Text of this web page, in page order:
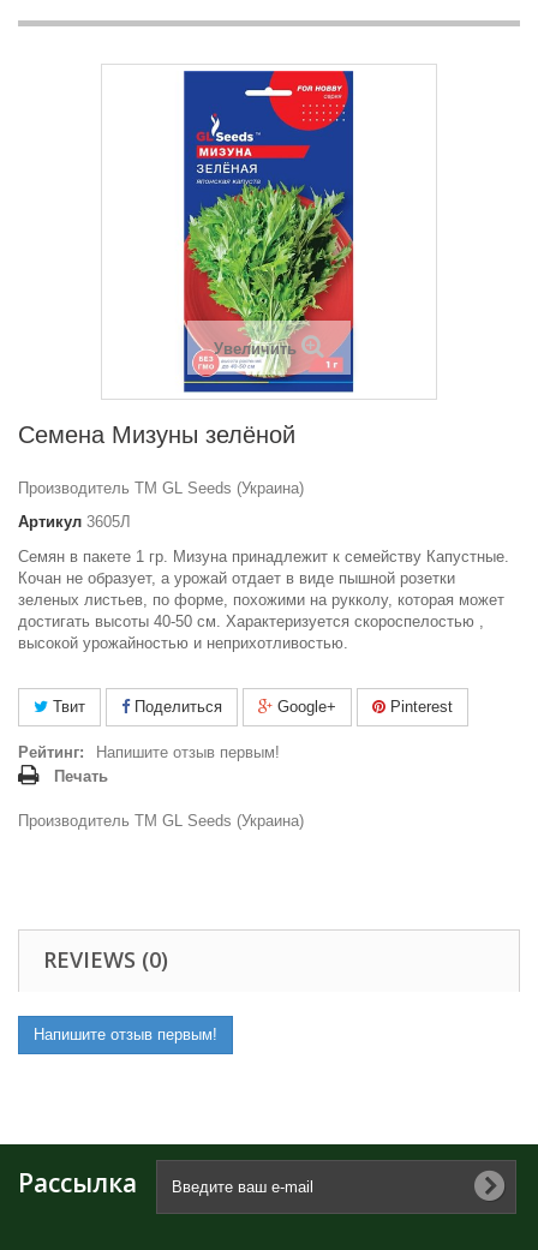
Увеличить
Семена Мизуны зелёной
Производитель ТМ GL Seeds (Украина)
Артикул 3605Л
Семян в пакете 1 гр. Мизуна принадлежит к семейству Капустные.
Кочан не образует, а урожай отдает в виде пышной розетки
зеленых листьев, по форме, похожими на рукколу, которая может
достигать высоты 40-50 см. Характеризуется скороспелостью ,
высокой урожайностью и неприхотливостью.
Твит Поделиться Google+ Pinterest
Рейтинг:
Напишите отзыв первым!
Печать
Производитель ТМ GL Seeds (Украина)
REVIEWS (0)
Напишите отзыв первым!
Рассылка